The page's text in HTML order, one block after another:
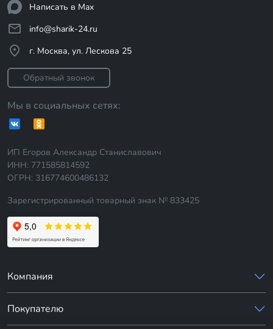
Написать в Max
info@sharik-24.ru
г. Москва, ул. Лескова 25
Обратный звонок
Мы в социальных сетях:
ИП Егоров Александр Станиславович
ИНН: 771585814592
ОГРН: 316774600486132
Зарегистрированный товарный знак № 833425
Компания
Покупателю